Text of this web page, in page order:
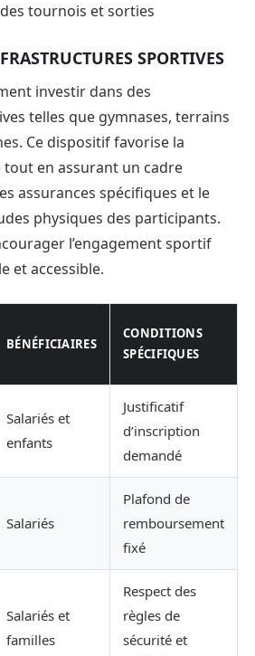
des tournois et sorties
SPORTIVES
investir dans des
telles que gymnases, terrains
Ce dispositif favorise la
en assurant un cadre
assurances spécifiques et le
physiques des participants.
l’engagement sportif
et accessible.
BÉNÉFICIAIRES
CONDITIONS
SPÉCIFIQUES
Salariés et
enfants
Justificatif
d’inscription
demandé
Salariés
Plafond de
remboursement
fixé
Salariés et
familles
Respect des
règles de
sécurité et